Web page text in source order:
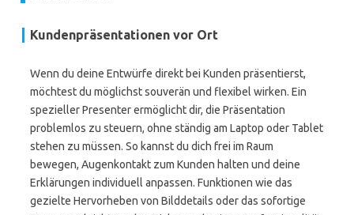
Kundenpräsentationen vor Ort
Wenn du deine Entwürfe direkt bei Kunden präsentierst,
möchtest du möglichst souverän und flexibel wirken. Ein
spezieller Presenter ermöglicht dir, die Präsentation
problemlos zu steuern, ohne ständig am Laptop oder Tablet
stehen zu müssen. So kannst du dich frei im Raum
bewegen, Augenkontakt zum Kunden halten und deine
Erklärungen individuell anpassen. Funktionen wie das
gezielte Hervorheben von Bilddetails oder das sofortige